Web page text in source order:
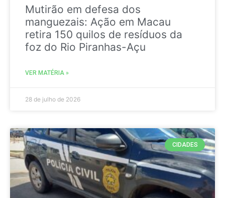
Mutirão em defesa dos
manguezais: Ação em Macau
retira 150 quilos de resíduos da
foz do Rio Piranhas-Açu
VER MATÉRIA »
28 de julho de 2026
CIDADES